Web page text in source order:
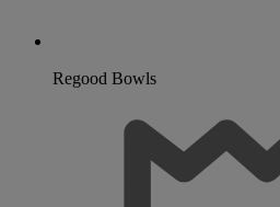
Regood Bowls